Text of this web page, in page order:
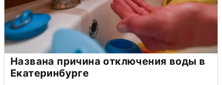
Названа причина отключения воды в
Екатеринбурге